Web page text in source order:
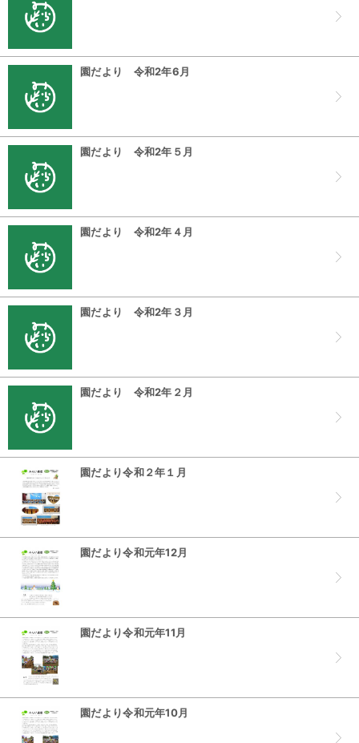
園だより 令和2年6月
園だより 令和2年５月
園だより 令和2年４月
園だより 令和2年３月
園だより 令和2年２月
園だより令和２年１月
園だより令和元年12月
園だより令和元年11月
園だより令和元年10月